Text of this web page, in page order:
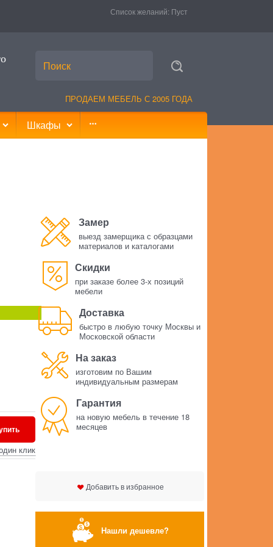
Список желаний: Пуст
ПРОДАЕМ МЕБЕЛЬ С 2005 ГОДА
Шкафы
клик
Замер
выезд замерщика с образцами
материалов и каталогами
Скидки
при заказе более 3-х позиций
мебели
Доставка
быстро в любую точку Москвы и
Московской области
На заказ
изготовим по Вашим
индивидуальным размерам
Гарантия
на новую мебель в течение 18
месяцев
Добавить в избранное
Нашли дешевле?